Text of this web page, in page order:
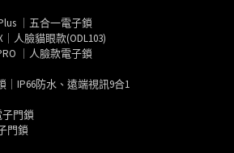
｜五合一電子鎖
｜人臉貓眼款(ODL103)
｜人臉款電子鎖
｜IP66防水、遠端視訊9合1
子門鎖
門鎖